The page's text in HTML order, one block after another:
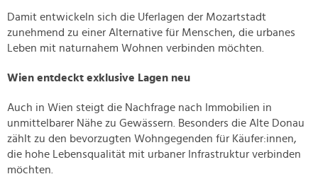
Damit entwickeln sich die Uferlagen der Mozartstadt
zunehmend zu einer Alternative für Menschen, die urbanes
Leben mit naturnahem Wohnen verbinden möchten.
Wien entdeckt exklusive Lagen neu
Auch in Wien steigt die Nachfrage nach Immobilien in
unmittelbarer Nähe zu Gewässern. Besonders die Alte Donau
zählt zu den bevorzugten Wohngegenden für Käufer:innen,
die hohe Lebensqualität mit urbaner Infrastruktur verbinden
möchten.